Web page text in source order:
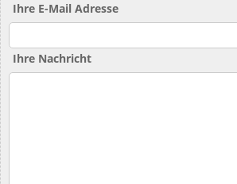
Ihre E-Mail Adresse
Ihre Nachricht